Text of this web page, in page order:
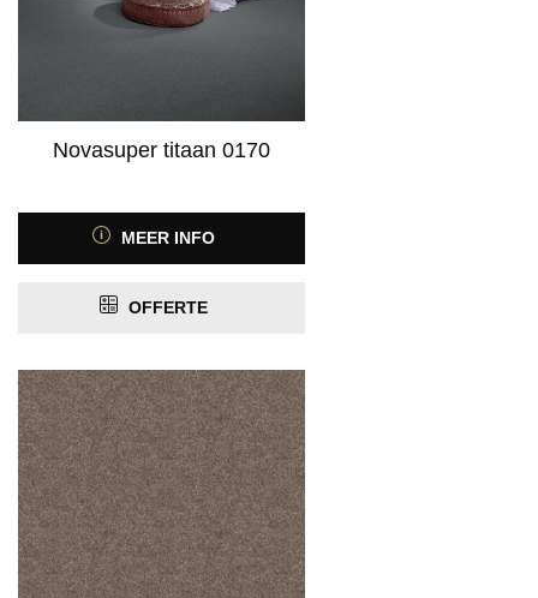
Novasuper titaan 0170
MEER INFO
OFFERTE